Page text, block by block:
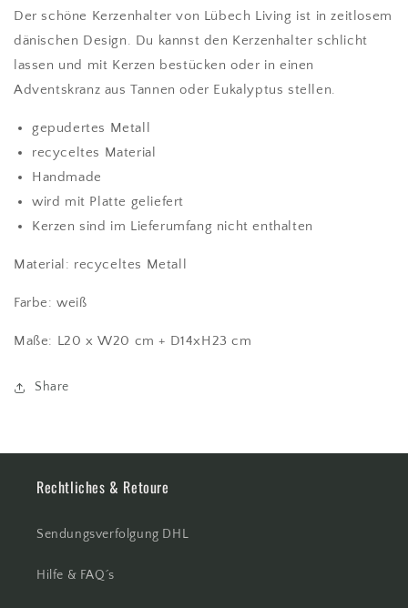
Der schöne Kerzenhalter von Lübech Living ist in zeitlosem
dänischen Design. Du kannst den Kerzenhalter schlicht
lassen und mit Kerzen bestücken oder in einen
Adventskranz aus Tannen oder Eukalyptus stellen.
gepudertes Metall
recyceltes Material
Handmade
wird mit Platte geliefert
Kerzen sind im Lieferumfang nicht enthalten
Material: recyceltes Metall
Farbe: weiß
Maße: L20 x W20 cm + D14xH23 cm
Share
Rechtliches & Retoure
Sendungsverfolgung DHL
Hilfe & FAQ´s